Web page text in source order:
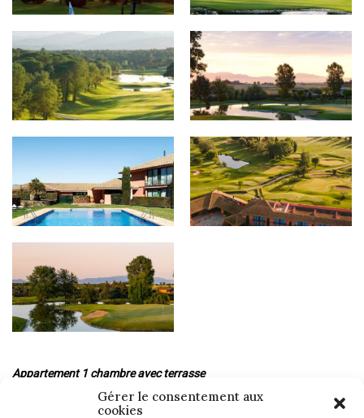
Gérer le consentement aux
cookies
Appartement 1 chambre avec terrasse
Services inclus pour 2 personnes :